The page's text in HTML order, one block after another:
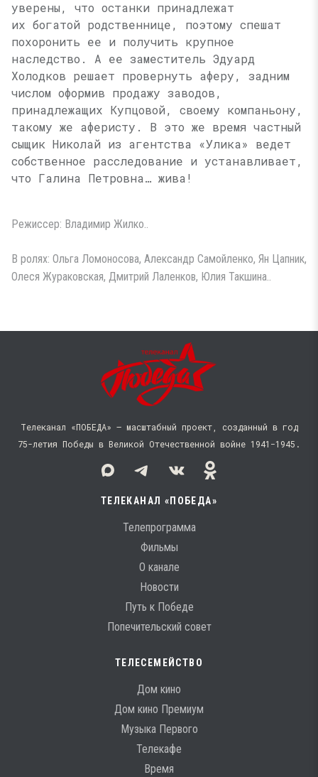
уверены, что останки принадлежат
их богатой родственнице, поэтому спешат
похоронить ее и получить крупное
наследство. А ее заместитель Эдуард
Холодков решает провернуть аферу, задним
числом оформив продажу заводов,
принадлежащих Купцовой, своему компаньону,
такому же аферисту. В это же время частный
сыщик Николай из агентства «Улика» ведет
собственное расследование и устанавливает,
что Галина Петровна… жива!
Режиссер: Владимир Жилко..
В ролях: Ольга Ломоносова, Александр Самойленко, Ян Цапник,
Олеся Жураковская, Дмитрий Лаленков, Юлия Такшина..
Телеканал «ПОБЕДА» — масштабный проект, созданный в год
75-летия Победы в Великой Отечественной войне 1941−1945.
ТЕЛЕКАНАЛ «ПОБЕДА»
Телепрограмма
Фильмы
О канале
Новости
Путь к Победе
Попечительский совет
ТЕЛЕСЕМЕЙСТВО
Дом кино
Дом кино Премиум
Музыка Первого
Телекафе
Время